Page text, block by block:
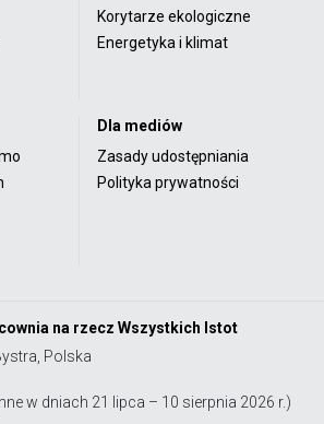
Korytarze ekologiczne
Energetyka i klimat
Dla mediów
Zasady udostępniania
Polityka prywatności
na rzecz Wszystkich Istot
Polska
w dniach 21 lipca – 10 sierpnia 2026 r.)